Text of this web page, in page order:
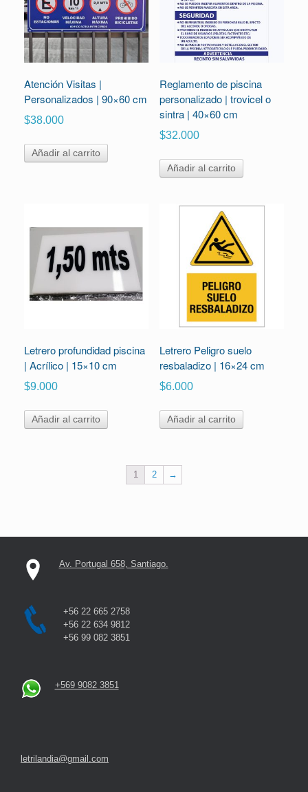
Atención Visitas |
Personalizados | 90×60 cm
$38.000
Añadir al carrito
Reglamento de piscina
personalizado | trovicel o
sintra | 40×60 cm
$32.000
Añadir al carrito
Letrero profundidad piscina
| Acrílico | 15×10 cm
$9.000
Añadir al carrito
Letrero Peligro suelo
resbaladizo | 16×24 cm
$6.000
Añadir al carrito
1 2 →
Av. Portugal 658, Santiago.
+56 22 665 2758
+56 22 634 9812
+56 99 082 3851
+569 9082 3851
letrilandia@gmail.com